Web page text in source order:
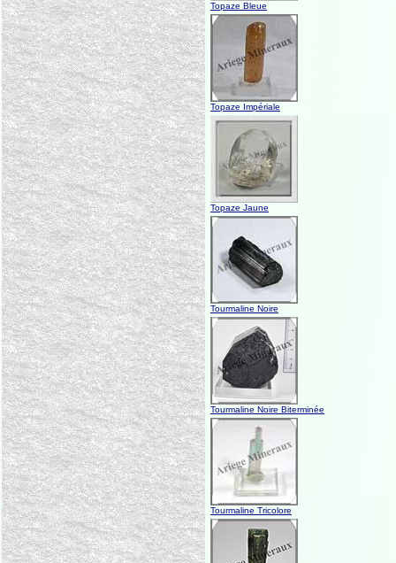
Topaze Bleue
Topaze Impériale
Topaze Jaune
Tourmaline Noire
Tourmaline Noire Biterminée
Tourmaline Tricolore